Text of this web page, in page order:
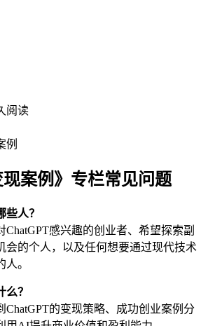
阅读
例
现案例》专栏常见问题
人？
ChatGPT感兴趣的创业者、希望探索副
会的个人，以及任何想要通过现代技术
。
？
ChatGPT的变现策略、成功创业案例分